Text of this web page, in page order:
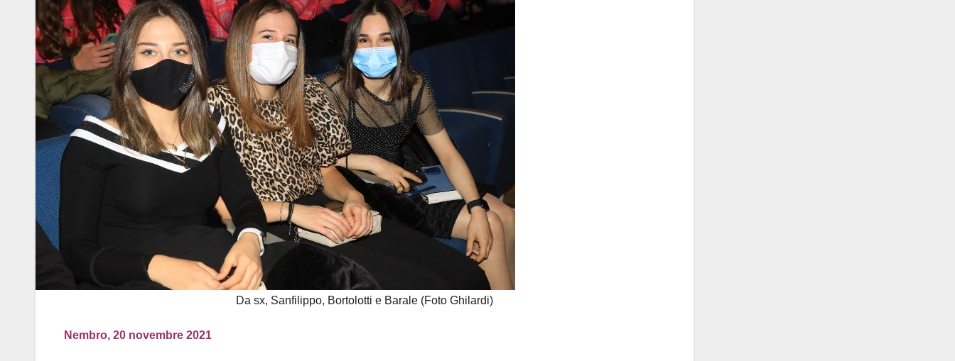
Da sx, Sanfilippo, Bortolotti e Barale (Foto Ghilardi)
Nembro, 20 novembre 2021